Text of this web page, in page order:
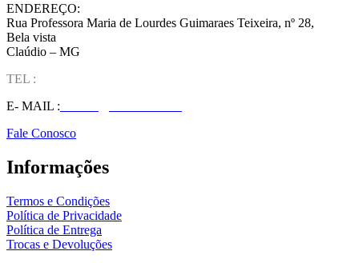
ENDEREÇO:
Rua Professora Maria de Lourdes Guimaraes Teixeira, nº 28,
Bela vista
Claúdio – MG
TEL :
E- MAIL :
Fale Conosco
Informações
Termos e Condições
Política de Privacidade
Política de Entrega
Trocas e Devoluções